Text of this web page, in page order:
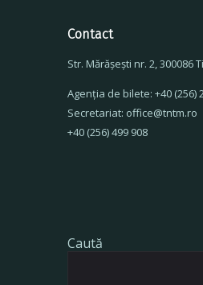
Contact
Str. Mărăşeşti nr. 2, 300086
Agenţia de bilete: +40 (256)
Secretariat: office@tntm.ro
+40 (256) 499 908
Caută